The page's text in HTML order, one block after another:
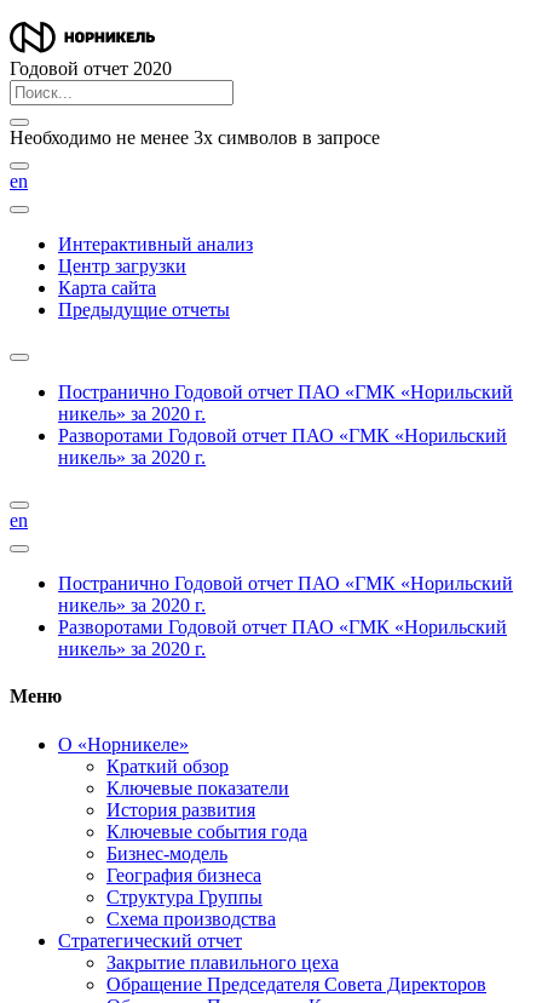
Годовой отчет 2020
Необходимо не менее 3х символов в запросе
en
Интерактивный анализ
Центр загрузки
Карта сайта
Предыдущие отчеты
Постранично Годовой отчет ПАО «ГМК «Норильский
никель» за 2020 г.
Разворотами Годовой отчет ПАО «ГМК «Норильский
никель» за 2020 г.
en
Постранично Годовой отчет ПАО «ГМК «Норильский
никель» за 2020 г.
Разворотами Годовой отчет ПАО «ГМК «Норильский
никель» за 2020 г.
Меню
О «Норникеле»
Краткий обзор
Ключевые показатели
История развития
Ключевые события года
Бизнес-модель
География бизнеса
Структура Группы
Схема производства
Стратегический отчет
Закрытие плавильного цеха
Обращение Председателя Совета Директоров